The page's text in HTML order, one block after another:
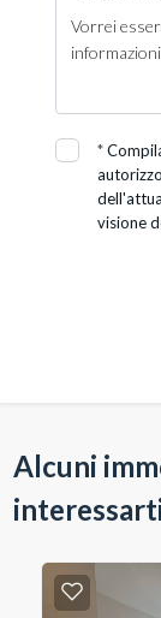
*
visione
Alcuni